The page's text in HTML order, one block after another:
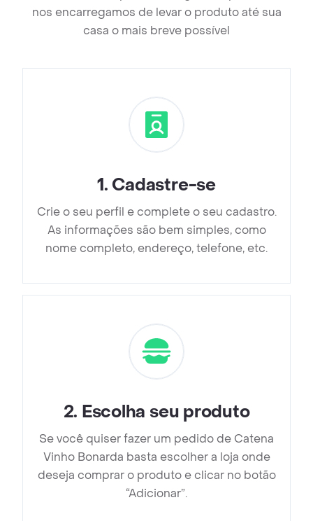
nos encarregamos de levar o produto até sua
casa o mais breve possível
1. Cadastre-se
Crie o seu perfil e complete o seu cadastro.
As informações são bem simples, como
nome completo, endereço, telefone, etc.
2. Escolha seu produto
Se você quiser fazer um pedido de Catena
Vinho Bonarda basta escolher a loja onde
deseja comprar o produto e clicar no botão
“Adicionar”.